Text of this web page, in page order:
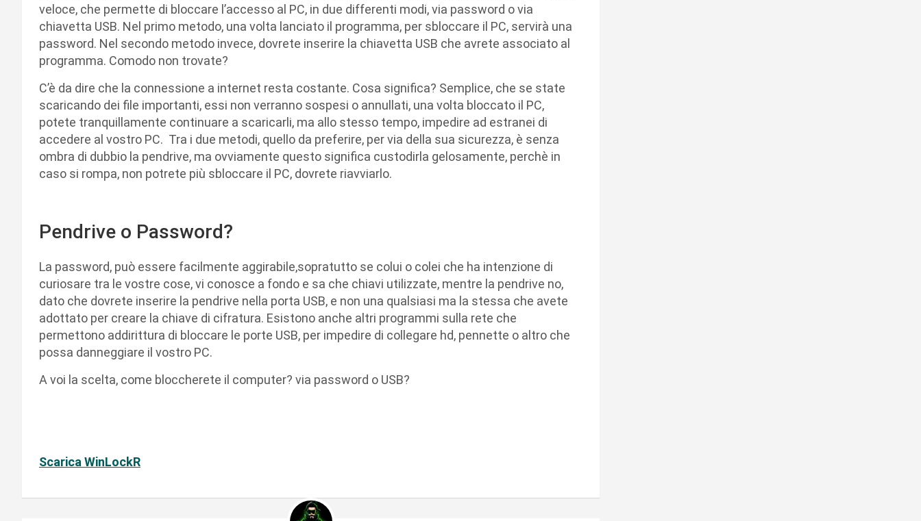
veloce, che permette di bloccare l’accesso al PC, in due differenti modi, via password o via
chiavetta USB. Nel primo metodo, una volta lanciato il programma, per sbloccare il PC, servirà una
password. Nel secondo metodo invece, dovrete inserire la chiavetta USB che avrete associato al
programma. Comodo non trovate?
C’è da dire che la connessione a internet resta costante. Cosa significa? Semplice, che se state
scaricando dei file importanti, essi non verranno sospesi o annullati, una volta bloccato il PC,
potete tranquillamente continuare a scaricarli, ma allo stesso tempo, impedire ad estranei di
accedere al vostro PC. Tra i due metodi, quello da preferire, per via della sua sicurezza, è senza
ombra di dubbio la pendrive, ma ovviamente questo significa custodirla gelosamente, perchè in
caso si rompa, non potrete più sbloccare il PC, dovrete riavviarlo.
Pendrive o Password?
La password, può essere facilmente aggirabile,sopratutto se colui o colei che ha intenzione di
curiosare tra le vostre cose, vi conosce a fondo e sa che chiavi utilizzate, mentre la pendrive no,
dato che dovrete inserire la pendrive nella porta USB, e non una qualsiasi ma la stessa che avete
adottato per creare la chiave di cifratura. Esistono anche altri programmi sulla rete che
permettono addirittura di bloccare le porte USB, per impedire di collegare hd, pennette o altro che
possa danneggiare il vostro PC.
A voi la scelta, come bloccherete il computer? via password o USB?
Scarica WinLockR